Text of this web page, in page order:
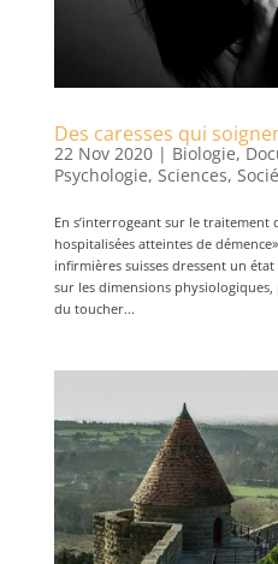
Des caresses qui
22 Nov 2020| Biologie,
Psychologie, Sciences,
En s’interrogeant sur le traitement
hospitalisées atteintes de
infirmières suisses dressent un
sur les dimensions
du toucher...